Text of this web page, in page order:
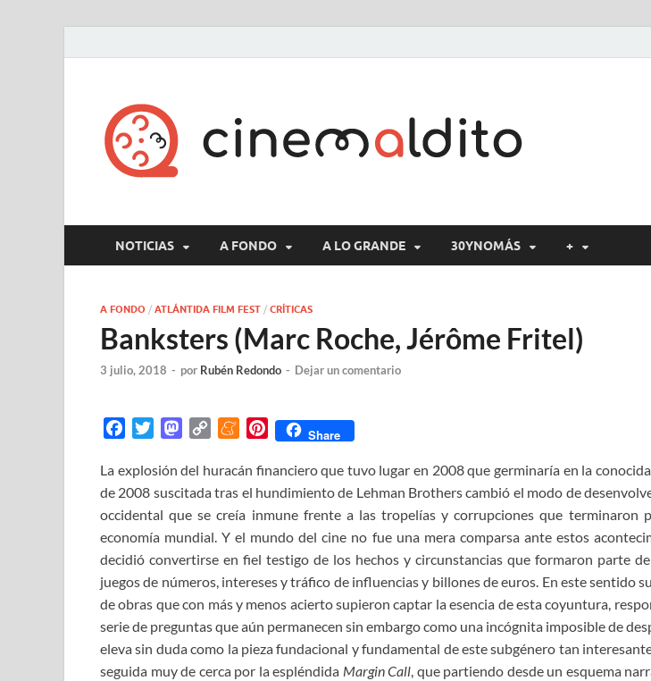
NOTICIAS A FONDO A LO GRANDE 30YNOMÁS +
A FONDO / ATLÁNTIDA FILM FEST / CRÍTICAS
Banksters (Marc Roche, Jérôme Fritel)
3 julio, 2018 - por Rubén Redondo - Dejar un comentario
c
e
b
o
o
k
i
t
t
e
r
M
s
t
o
d
o
n
p
y
L
i
n
k
M
n
e
a
m
e
P
n
t
e
r
e
s
t
Share
La explosión del huracán financiero que tuvo lugar en 2008 que germinaría en la
de 2008 suscitada tras el hundimiento de Lehman Brothers cambió el modo de
occidental que se creía inmune frente a las tropelías y corrupciones que terminaron
economía mundial. Y el mundo del cine no fue una mera comparsa ante estos
decidió convertirse en fiel testigo de los hechos y circunstancias que formaron parte
juegos de números, intereses y tráfico de influencias y billones de euros. En este sentido
de obras que con más y menos acierto supieron captar la esencia de esta coyuntura,
serie de preguntas que aún permanecen sin embargo como una incógnita imposible de
eleva sin duda como la pieza fundacional y fundamental de este subgénero tan
seguida muy de cerca por la espléndida MarginCall, que partiendo desde un esquema